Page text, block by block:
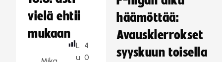
vielä ehtii
mukaan
L
u
4
0
häämöttää:
Avauskierrokset
syyskuun toisella